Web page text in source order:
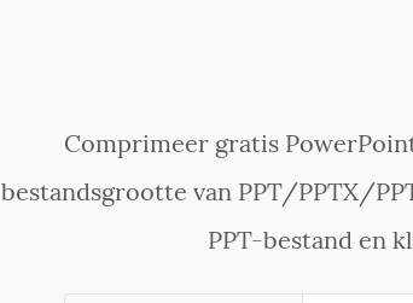
Comprimeer gratis
bestandsgrootte van PPT/PPTX/
PPT-bestand en